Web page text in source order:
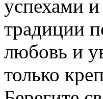
успехами
традиции
любовь и
только